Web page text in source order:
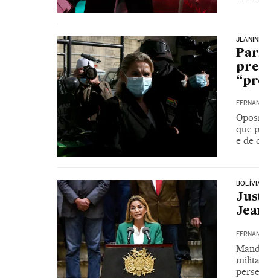
que
e de